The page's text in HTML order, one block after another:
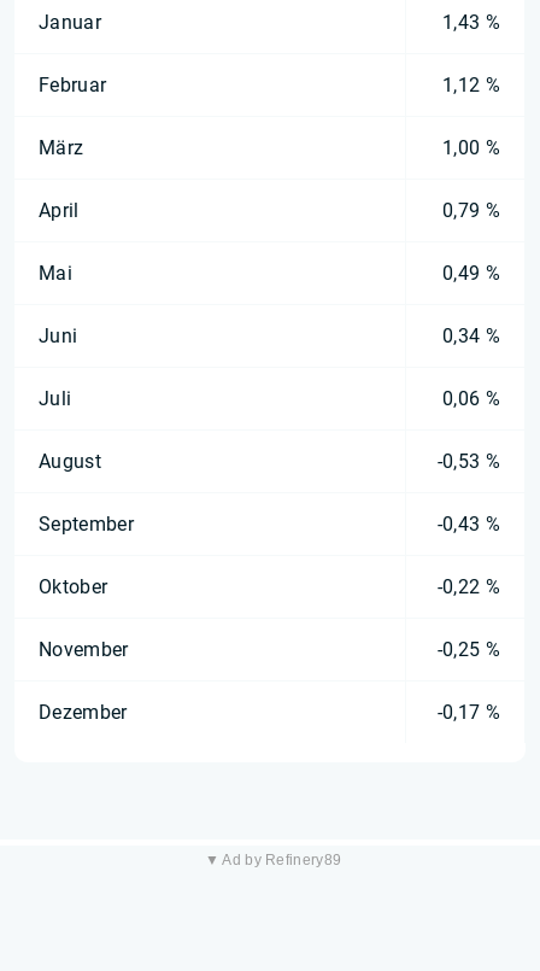
Januar 1,43 %
Februar 1,12 %
März 1,00 %
April 0,79 %
Mai 0,49 %
Juni 0,34 %
Juli 0,06 %
August -0,53 %
September -0,43 %
Oktober -0,22 %
November -0,25 %
Dezember -0,17 %
▼ Ad by Refinery89